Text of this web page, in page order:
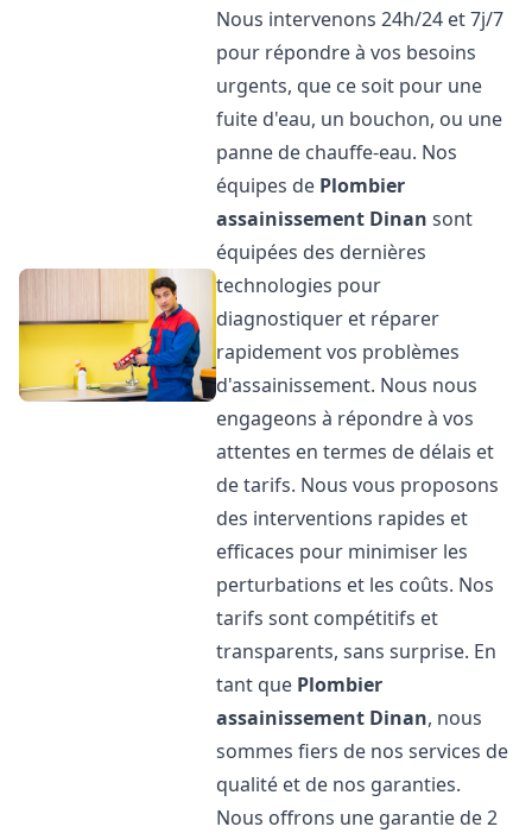
Nous intervenons 24h/24 et 7j/7
pour répondre à vos besoins
urgents, que ce soit pour une
fuite d'eau, un bouchon, ou une
panne de chauffe-eau. Nos
équipes de Plombier
assainissement Dinan sont
équipées des dernières
technologies pour
diagnostiquer et réparer
rapidement vos problèmes
d'assainissement. Nous nous
engageons à répondre à vos
attentes en termes de délais et
de tarifs. Nous vous proposons
des interventions rapides et
efficaces pour minimiser les
perturbations et les coûts. Nos
tarifs sont compétitifs et
transparents, sans surprise. En
tant que Plombier
assainissement Dinan, nous
sommes fiers de nos services de
qualité et de nos garanties.
Nous offrons une garantie de 2